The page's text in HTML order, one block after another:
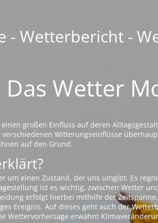
- Wetterbericht -
Das Wetter
großen Einfluss auf deren
Witterungseinflüsse
auf den Grund.
um einen Zustand, der uns umgibt. Es
ist es wichtig, zwischen Wetter
erfolgt hierbei mithilfe der
Ereignis. Auf dieses geht auch der
Wettervorhersage erwähnt